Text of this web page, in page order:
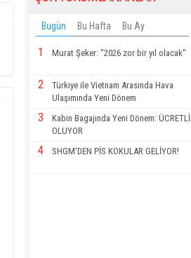
Bugün Bu Hafta Bu Ay
1 Murat Şeker: "2026 zor bir yıl olacak"
2
Türkiye ile Vietnam Arasında Hava
Ulaşımında Yeni Dönem
3
Kabin Bagajında Yeni Dönem: ÜCRETLİ
OLUYOR
4 SHGM'DEN PİS KOKULAR GELİYOR!